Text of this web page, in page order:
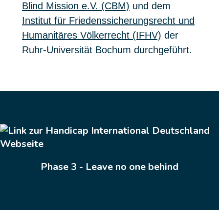
Blind Mission e.V. (CBM) und dem
Institut für Friedenssicherungsrecht und
Humanitäres Völkerrecht (IFHV) der
Ruhr-Universität Bochum durchgeführt.
Phase 3 - Leave no one behind